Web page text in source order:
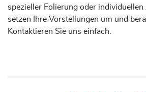
spezieller Folierung oder
setzen Ihre Vorstellungen um und
Kontaktieren Sie uns einfach.